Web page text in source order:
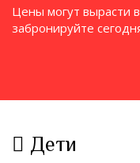
Цены могут вырасти
забронируйте
Дети